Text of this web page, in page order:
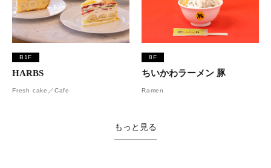
B1F
HARBS
Fresh cake／Cafe
8F
ちいかわラーメン 豚
Ramen
もっと見る